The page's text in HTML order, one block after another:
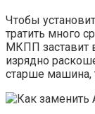
Чтобы
тратить много
МКПП заставит
изрядно
старше машина,